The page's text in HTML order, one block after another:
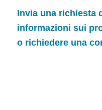
Invia una richiesta
informazioni sui
o richiedere una